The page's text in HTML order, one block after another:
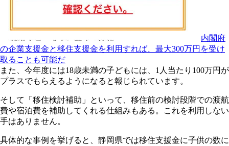
内閣府
の企業支援金と移住支援金を利用すれば、最大300万円を受け
取ることも可能だ
また、今年度には18歳未満の子どもには、1人当たり100万円が
プラスでもらえるようになると報じられています。
そして「移住検討補助」といって、移住前の検討段階での渡航
費や宿泊費を補助してくれる仕組みもある。これを利用しない
手はありません。
具体的な事例を挙げると、静岡県では移住支援金に子供の数に